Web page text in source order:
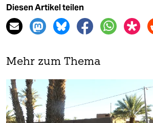
Diesen Artikel teilen
Mehr zum Thema